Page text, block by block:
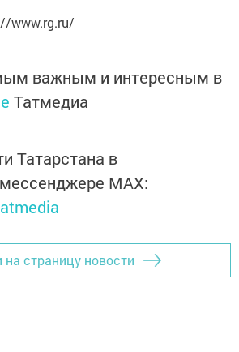
www.rg.ru/
важным и интересным в
Татмедиа
Татарстана в
MАХ:
на страницу новости